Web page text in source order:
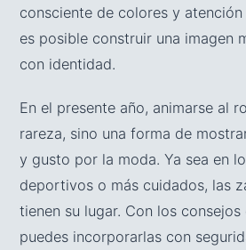
consciente de colores y
es posible construir una imagen
con identidad.
En el presente año, animarse al
rareza, sino una forma de
y gusto por la moda. Ya sea en
deportivos o más cuidados, las
tienen su lugar. Con los consejos
puedes incorporarlas con